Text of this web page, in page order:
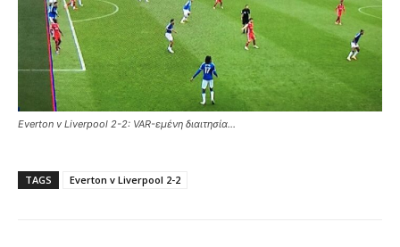
Everton v Liverpool 2-2: VAR-εμένη διαιτησία…
TAGS Everton v Liverpool 2-2